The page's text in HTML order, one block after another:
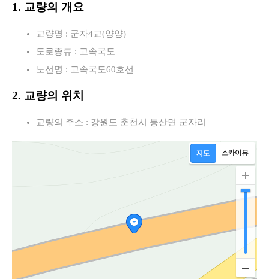
1. 교량의 개요
교량명 : 군자4교(양양)
도로종류 : 고속국도
노선명 : 고속국도60호선
2. 교량의 위치
교량의 주소 : 강원도 춘천시 동산면 군자리